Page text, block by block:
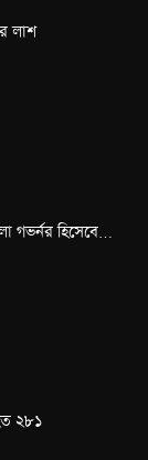
লাশ
গভর্নর হিসেবে…
২৮১